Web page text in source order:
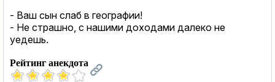
- Ваш сын слаб в географии!
- Не страшно, с нашими доходами далеко не
уедешь.
Рейтинг анекдота